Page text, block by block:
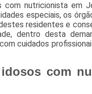
nutricionista em
especiais, os
residentes e
dentro desta
cuidados
com